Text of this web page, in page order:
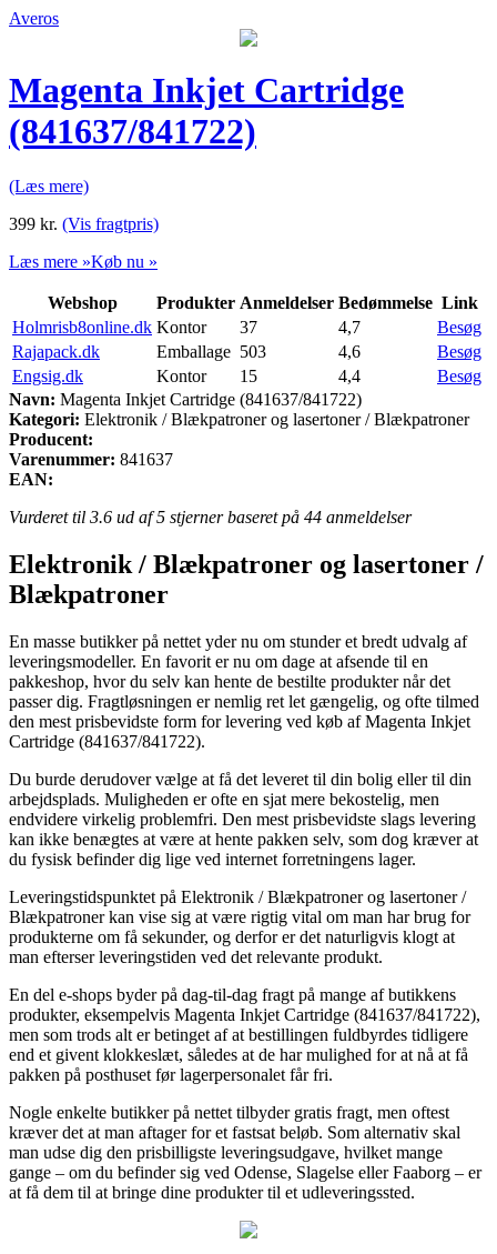
Averos
Magenta Inkjet Cartridge
(841637/841722)
(Læs mere)
399 kr. (Vis fragtpris)
Læs mere »Køb nu »
Webshop Produkter Anmeldelser Bedømmelse Link
Holmrisb8online.dk Kontor 37 4,7
Besøg
Rajapack.dk
Emballage 503 4,6
Besøg
Engsig.dk
Kontor 15 4,4
Besøg
Navn: Magenta Inkjet Cartridge (841637/841722)
Kategori: Elektronik / Blækpatroner og lasertoner / Blækpatroner
Producent:
Varenummer: 841637
EAN:
Vurderet til 3.6 ud af 5 stjerner baseret på 44 anmeldelser
Elektronik / Blækpatroner og lasertoner /
Blækpatroner
En masse butikker på nettet yder nu om stunder et bredt udvalg af
leveringsmodeller. En favorit er nu om dage at afsende til en
pakkeshop, hvor du selv kan hente de bestilte produkter når det
passer dig. Fragtløsningen er nemlig ret let gængelig, og ofte tilmed
den mest prisbevidste form for levering ved køb af Magenta Inkjet
Cartridge (841637/841722).
Du burde derudover vælge at få det leveret til din bolig eller til din
arbejdsplads. Muligheden er ofte en sjat mere bekostelig, men
endvidere virkelig problemfri. Den mest prisbevidste slags levering
kan ikke benægtes at være at hente pakken selv, som dog kræver at
du fysisk befinder dig lige ved internet forretningens lager.
Leveringstidspunktet på Elektronik / Blækpatroner og lasertoner /
Blækpatroner kan vise sig at være rigtig vital om man har brug for
produkterne om få sekunder, og derfor er det naturligvis klogt at
man efterser leveringstiden ved det relevante produkt.
En del e-shops byder på dag-til-dag fragt på mange af butikkens
produkter, eksempelvis Magenta Inkjet Cartridge (841637/841722),
men som trods alt er betinget af at bestillingen fuldbyrdes tidligere
end et givent klokkeslæt, således at de har mulighed for at nå at få
pakken på posthuset før lagerpersonalet får fri.
Nogle enkelte butikker på nettet tilbyder gratis fragt, men oftest
kræver det at man aftager for et fastsat beløb. Som alternativ skal
man udse dig den prisbilligste leveringsudgave, hvilket mange
gange – om du befinder sig ved Odense, Slagelse eller Faaborg – er
at få dem til at bringe dine produkter til et udleveringssted.